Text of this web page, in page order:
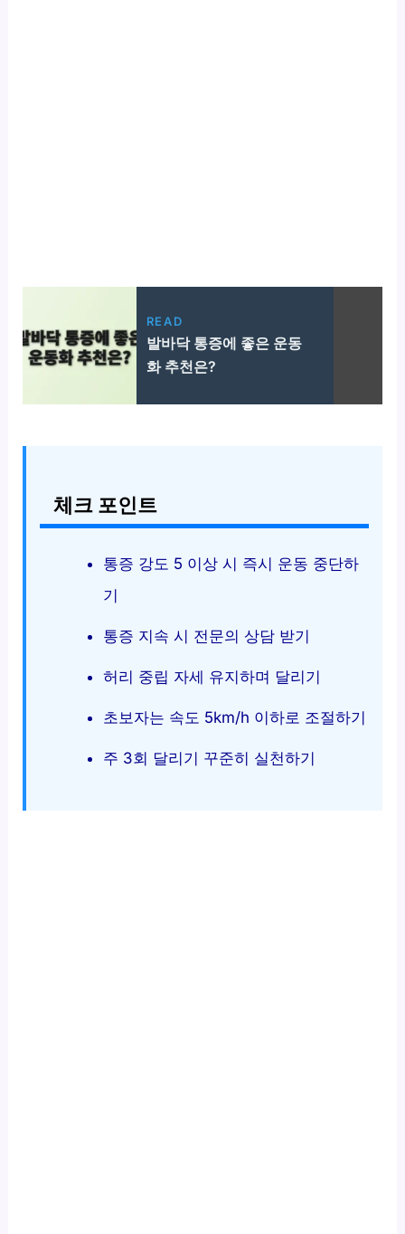
READ
발바닥 통증에 좋은 운동
화 추천은?
체크 포인트
통증 강도 5 이상 시 즉시 운동 중단하
기
통증 지속 시 전문의 상담 받기
허리 중립 자세 유지하며 달리기
초보자는 속도 5km/h 이하로 조절하기
주 3회 달리기 꾸준히 실천하기